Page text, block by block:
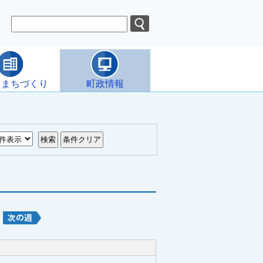
ちづくり 町政情報